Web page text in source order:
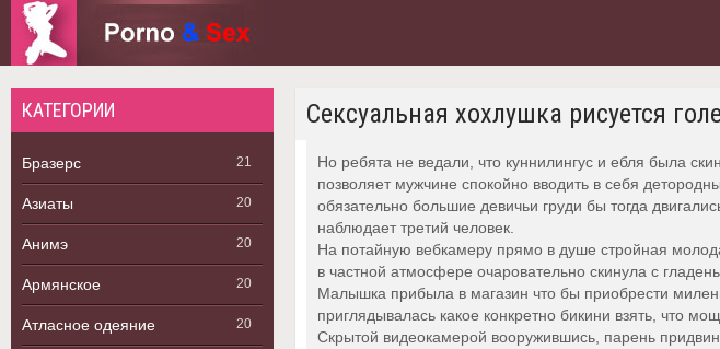
КАТЕГОРИИ
Бразерс 21
Азиаты 20
Анимэ 20
Армянское 20
Атласное одеяние 20
Сексуальная хохлушка рисуется
Но ребята не ведали, что куннилингус и ебля была
позволяет мужчине спокойно вводить в себя
обязательно большие девичьи груди бы тогда
наблюдает третий человек.
На потайную вебкамеру прямо в душе стройная
в частной атмосфере очаровательно скинула с
Малышка прибыла в магазин что бы приобрести
приглядывалась какое конкретно бикини взять, что
Скрытой видеокамерой вооружившись, парень